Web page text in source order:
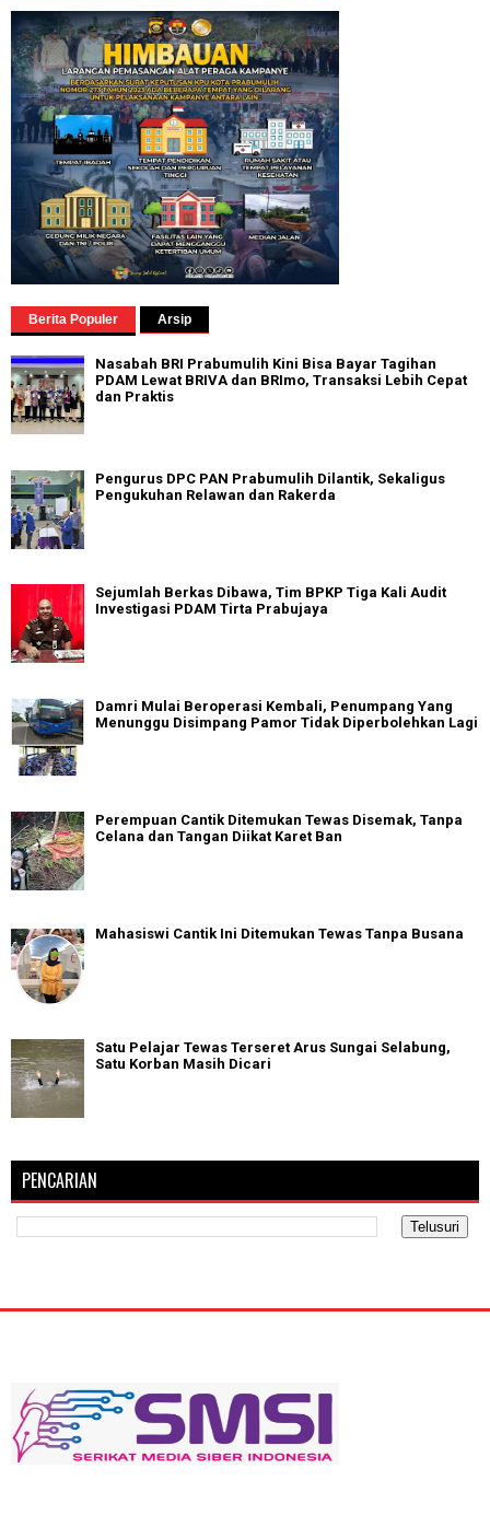
Berita Populer Arsip
Nasabah BRI Prabumulih Kini Bisa Bayar Tagihan
PDAM Lewat BRIVA dan BRImo, Transaksi Lebih Cepat
dan Praktis
Pengurus DPC PAN Prabumulih Dilantik, Sekaligus
Pengukuhan Relawan dan Rakerda
Sejumlah Berkas Dibawa, Tim BPKP Tiga Kali Audit
Investigasi PDAM Tirta Prabujaya
Damri Mulai Beroperasi Kembali, Penumpang Yang
Menunggu Disimpang Pamor Tidak Diperbolehkan Lagi
Perempuan Cantik Ditemukan Tewas Disemak, Tanpa
Celana dan Tangan Diikat Karet Ban
Mahasiswi Cantik Ini Ditemukan Tewas Tanpa Busana
Satu Pelajar Tewas Terseret Arus Sungai Selabung,
Satu Korban Masih Dicari
PENCARIAN